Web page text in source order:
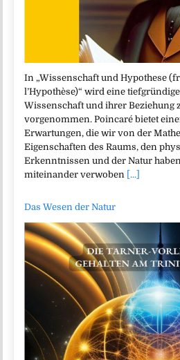
In „Wissenschaft und Hypothese
l’Hypothèse)“ wird eine
Wissenschaft und ihrer Beziehung
vorgenommen. Poincaré bietet
Erwartungen, die wir von der
Eigenschaften des Raums, den
Erkenntnissen und der Natur
miteinander verwoben [...]
Das Wesen der Natur